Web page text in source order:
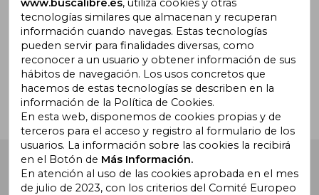
¿Necesitas ayuda?
Ir a Centro de Soporte
Buscalibre España. Calle Energía, 65, Nave 3 (08940),
Cornellà de Llobregat, Barcelona. Derechos Reservados.
tecnologías similares que almacenan y recuperan
información cuando navegas. Estas tecnologías
pueden servir para finalidades diversas, como
reconocer a un usuario y obtener información de sus
hábitos de navegación. Los usos concretos que
hacemos de estas tecnologías se describen en la
información de la Política de Cookies.
En esta web, disponemos de cookies propias y de
terceros para el acceso y registro al formulario de los
usuarios. La información sobre las cookies la recibirá
en el Botón de Más Información.
En atención al uso de las cookies aprobada en el mes
de julio de 2023, con los criterios del Comité Europeo